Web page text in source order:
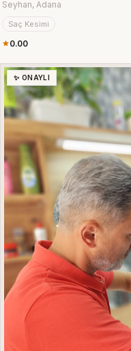
Seyhan, Adana
Saç Kesimi
0.00
✨ ONAYLI